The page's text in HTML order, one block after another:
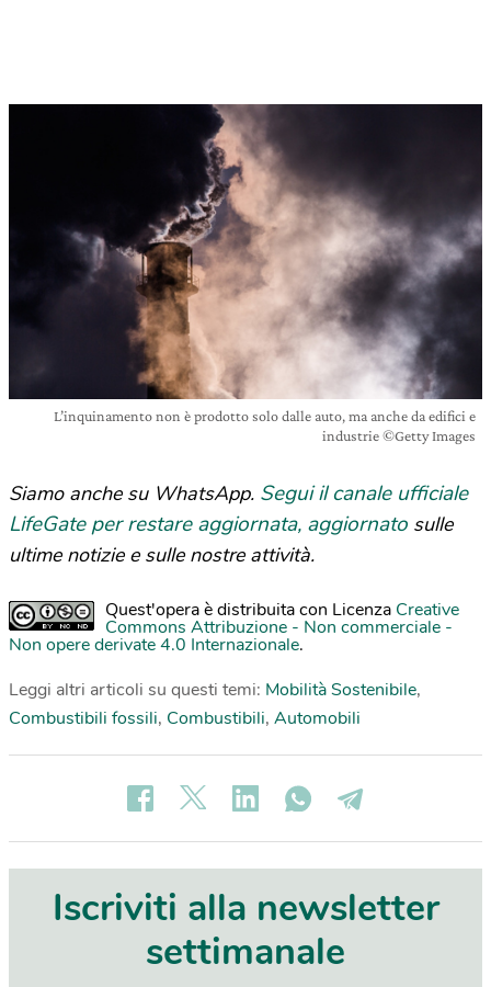
L’inquinamento non è prodotto solo dalle auto, ma anche da edifici e
industrie ©Getty Images
Siamo anche su WhatsApp. Segui il canale ufficiale
LifeGate per restare aggiornata, aggiornato sulle
ultime notizie e sulle nostre attività.
Quest'opera è distribuita con Licenza Creative
Commons Attribuzione - Non commerciale -
Non opere derivate 4.0 Internazionale.
Leggi altri articoli su questi temi: Mobilità Sostenibile,
Combustibili fossili, Combustibili, Automobili
Iscriviti alla newsletter
settimanale